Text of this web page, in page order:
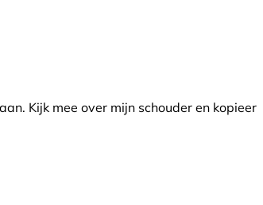
Kijk mee over mijn schouder en kopieer